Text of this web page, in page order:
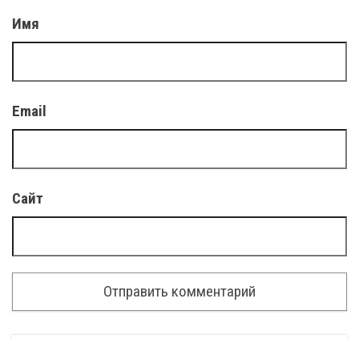
Имя
Email
Сайт